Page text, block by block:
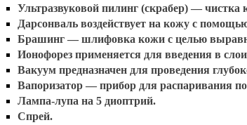
Ультразвуковой пилинг (скрабер) —
Дарсонваль воздействует на кожу с
Брашинг — шлифовка кожи с целью
Ионофорез применяется для введения в
Вакуум предназначен для проведения
Вапоризатор — прибор для распаривания
Лампа-лупа на 5 диоптрий.
Спрей.